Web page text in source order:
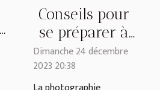
Conseils pour
se préparer à
une séance
photo
professionnelle
Dimanche 24 décembre
2023 20:38